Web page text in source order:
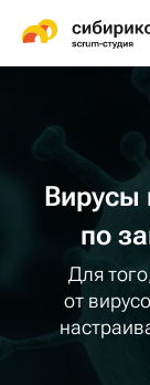
Вирусы
по
Для
от